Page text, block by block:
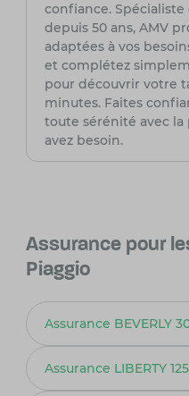
confiance. Spécialiste
depuis 50 ans, AMV
adaptées à vos
et complétez
pour découvrir votre
minutes. Faites
toute sérénité avec
avez besoin.
Assurance pour
Piaggio
Assurance BEVERLY
Assurance LIBERTY 125